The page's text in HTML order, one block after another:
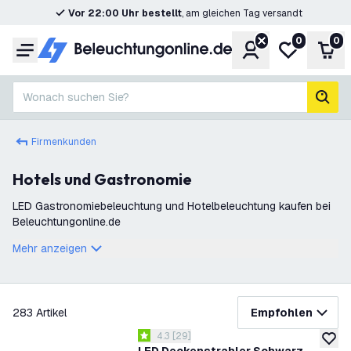
Vor 22:00 Uhr bestellt, am gleichen Tag versandt
Menü KontoMeine
0 0
Wonach suchen Sie?
Firmenkunden
Hotels und Gastronomie
LED Gastronomiebeleuchtung und Hotelbeleuchtung kaufen bei
Beleuchtungonline.de
Mehr anzeigen
283 Artikel Empfohlen
zur
Bewertungsbereich öffnen
4.3 Bewertungssterne
4.3 [29]
Filter